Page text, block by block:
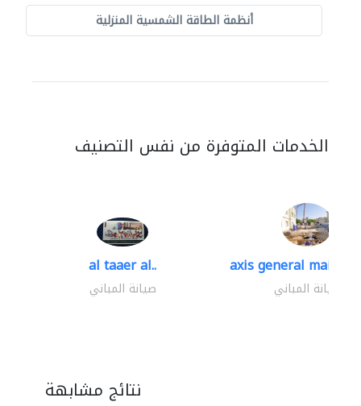
أنظمة الطاقة الشمسية المنزلية
الخدمات المتوفرة من نفس التصنيف
al taaer al..
صيانة المباني
axis general
صيانة المباني
نتائج مشابهة